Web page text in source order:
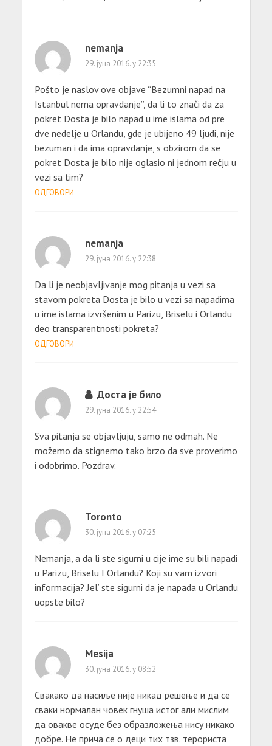
nemanja
29. јуна 2016. у 22:35
Pošto je naslov ove objave “Bezumni napad na
Istanbul nema opravdanje”, da li to znači da za
pokret Dosta je bilo napad u ime islama od pre
dve nedelje u Orlandu, gde je ubijeno 49 ljudi, nije
bezuman i da ima opravdanje, s obzirom da se
pokret Dosta je bilo nije oglasio ni jednom rečju u
vezi sa tim?
ОДГОВОРИ
nemanja
29. јуна 2016. у 22:38
Da li je neobjavljivanje mog pitanja u vezi sa
stavom pokreta Dosta je bilo u vezi sa napadima
u ime islama izvršenim u Parizu, Briselu i Orlandu
deo transparentnosti pokreta?
ОДГОВОРИ
Доста је било
29. јуна 2016. у 22:54
Sva pitanja se objavljuju, samo ne odmah. Ne
možemo da stignemo tako brzo da sve proverimo
i odobrimo. Pozdrav.
Toronto
30. јуна 2016. у 07:25
Nemanja, a da li ste sigurni u cije ime su bili napadi
u Parizu, Briselu I Orlandu? Koji su vam izvori
informacija? Jel’ ste sigurni da je napada u Orlandu
uopste bilo?
Mesija
30. јуна 2016. у 08:52
Свакако да насиље није никад решење и да се
сваки нормалан човек гнуша истог али мислим
да овакве осуде без образложења нису никако
добре. Не прича се о деци тих тзв. терориста